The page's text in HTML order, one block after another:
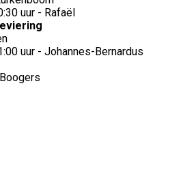
uur - Rafaël
uur - Johannes-Bernardus